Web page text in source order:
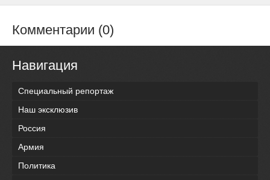
Комментарии (0)
Навигация
Специальный репортаж
Наш эксклюзив
Россия
Армия
Политика